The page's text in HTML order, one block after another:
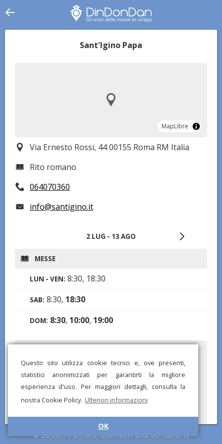
Questo sito utilizza cookie tecnici e, ove presenti,
statistici anonimizzati per garantirti la migliore
esperienza d'uso. Per maggiori dettagli, consulta la
nostra Cookie Policy. Ulteriori informazioni
OK
Sant'Igino Papa
MapLibre
MapLibre
Via Ernesto Rossi, 44 00155 Roma RM Italia
Rito romano
064070360
info@santigino.it
2 LUG - 13 AGO
MESSE
LUN - VEN: 8:30, 18:30
SAB: 8:30, 18:30
DOM: 8:30, 10:00, 19:00
DinDonDan per inviare correzioni e segnalare chiese mancanti!
Sostieni DinDonDan con una donazione